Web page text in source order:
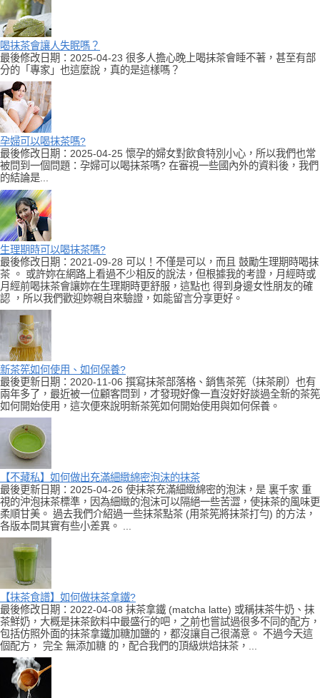
喝抹茶會讓人失眠嗎？
最後修改日期：2025-04-23 很多人擔心晚上喝抹茶會睡不著，甚至有部
分的「專家」也這麼說，真的是這樣嗎？
孕婦可以喝抹茶嗎?
最後修改日期：2025-04-25 懷孕的婦女對飲食特別小心，所以我們也常
被問到一個問題：孕婦可以喝抹茶嗎? 在審視一些國內外的資料後，我們
的結論是...
生理期時可以喝抹茶嗎?
最後修改日期：2021-09-28 可以！不僅是可以，而且 鼓勵生理期時喝抹
茶 。 或許妳在網路上看過不少相反的說法，但根據我的考證，月經時或
月經前喝抹茶會讓妳在生理期時更舒服，這點也 得到身邊女性朋友的確
認 ，所以我們歡迎妳親自來驗證，如能留言分享更好。
新茶筅如何使用、如何保養?
最後更新日期：2020-11-06 撰寫抹茶部落格、銷售茶筅（抹茶刷）也有
兩年多了，最近被一位顧客問到，才發現好像一直沒好好談過全新的茶筅
如何開始使用，這次便來說明新茶筅如何開始使用與如何保養。
【不藏私】如何做出充滿細緻綿密泡沫的抹茶
最後更新日期：2025-04-26 使抹茶充滿細緻綿密的泡沫，是 裏千家 重
視的沖泡抹茶標準，因為細緻的泡沫可以隔絕一些苦澀，使抹茶的風味更
柔順甘美。 過去我們介紹過一些抹茶點茶 (用茶筅將抹茶打勻) 的方法，
各版本間其實有些小差異。 ...
【抹茶食譜】如何做抹茶拿鐵?
最後修改日期：2022-04-08 抹茶拿鐵 (matcha latte) 或稱抹茶牛奶、抹
茶鮮奶，大概是抹茶飲料中最盛行的吧，之前也嘗試過很多不同的配方，
包括仿照外面的抹茶拿鐵加糖加鹽的，都沒讓自己很滿意。 不過今天這
個配方， 完全 無添加糖 的，配合我們的頂級烘焙抹茶，...